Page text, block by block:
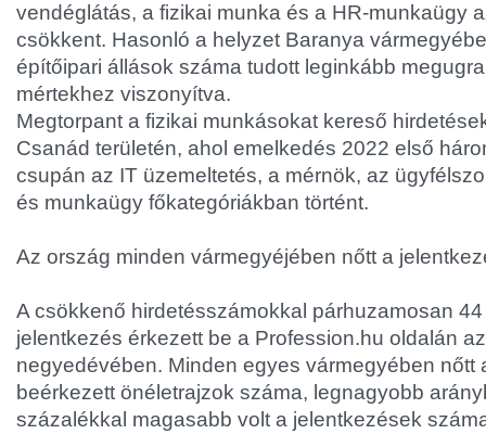
vendéglátás, a fizikai munka és a HR-munkaügy
csökkent. Hasonló a helyzet Baranya
építőipari állások száma tudott leginkább
mértekhez viszonyítva.
Megtorpant a fizikai munkásokat kereső
Csanád területén, ahol emelkedés 2022 első
csupán az IT üzemeltetés, a mérnök, az
és munkaügy főkategóriákban történt.
Az ország minden vármegyéjében nőtt a
A csökkenő hirdetésszámokkal párhuzamosan
jelentkezés érkezett be a Profession.hu oldalán
negyedévében. Minden egyes vármegyében nőtt
beérkezett önéletrajzok száma, legnagyobb
százalékkal magasabb volt a jelentkezések